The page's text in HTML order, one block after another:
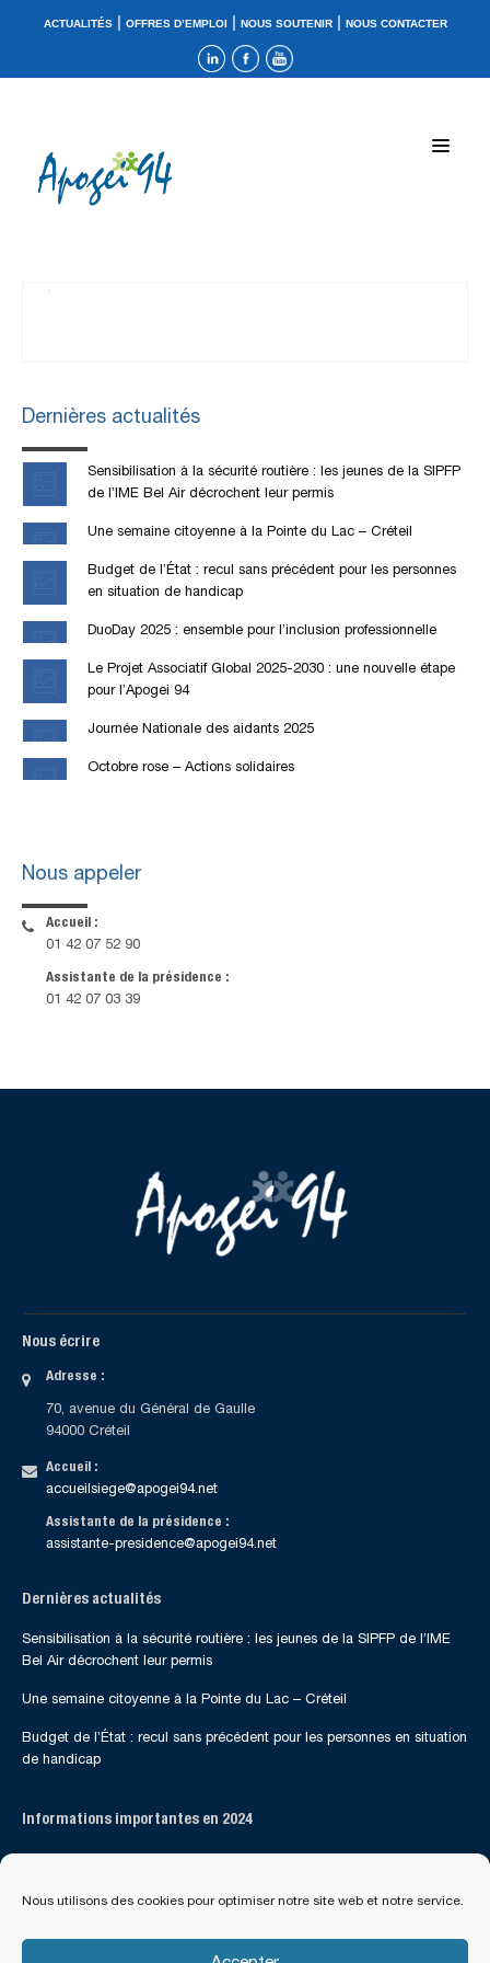
ACTUALITÉS| OFFRES D’EMPLOI| NOUS SOUTENIR| NOUS CONTACTER
Nous utilisons des cookies pour optimiser notre site web et notre service.
Dernières actualités
Sensibilisation à la sécurité routière : les jeunes de la SIPFP
de l’IME Bel Air décrochent leur permis
Une semaine citoyenne à la Pointe du Lac – Créteil
Budget de l’État : recul sans précédent pour les personnes
en situation de handicap
DuoDay 2025 : ensemble pour l’inclusion professionnelle
Le Projet Associatif Global 2025-2030 : une nouvelle étape
pour l’Apogei 94
Journée Nationale des aidants 2025
Octobre rose – Actions solidaires
Nous appeler
Accueil :
01 42 07 52 90
Assistante de la présidence :
01 42 07 03 39
Nous écrire
Adresse :
70, avenue du Général de Gaulle
94000 Créteil
Accueil :
accueilsiege@apogei94.net
Assistante de la présidence :
assistante-presidence@apogei94.net
Dernières actualités
Sensibilisation à la sécurité routière : les jeunes de la SIPFP de l’IME
Bel Air décrochent leur permis
Une semaine citoyenne à la Pointe du Lac – Créteil
Budget de l’État : recul sans précédent pour les personnes en situation
de handicap
Informations importantes en 2024